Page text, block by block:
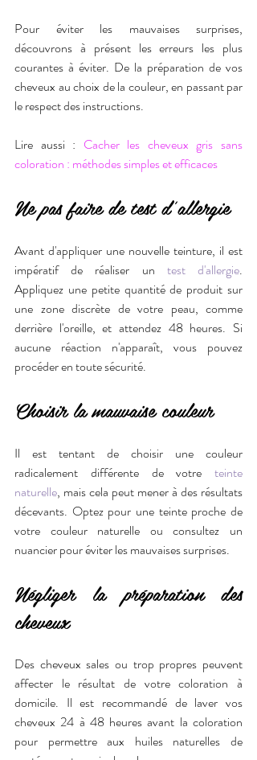
Pour éviter les mauvaises surprises,
découvrons à présent les erreurs les plus
courantes à éviter. De la préparation de vos
cheveux au choix de la couleur, en passant par
le respect des instructions.
Lire aussi : Cacher les cheveux gris sans
coloration : méthodes simples et efficaces
Ne pas faire de test d'allergie
Avant d'appliquer une nouvelle teinture, il est
impératif de réaliser un test d'allergie.
Appliquez une petite quantité de produit sur
une zone discrète de votre peau, comme
derrière l'oreille, et attendez 48 heures. Si
aucune réaction n'apparaît, vous pouvez
procéder en toute sécurité.
Choisir la mauvaise couleur
Il est tentant de choisir une couleur
radicalement différente de votre teinte
naturelle, mais cela peut mener à des résultats
décevants. Optez pour une teinte proche de
votre couleur naturelle ou consultez un
nuancier pour éviter les mauvaises surprises.
Négliger la préparation des
cheveux
Des cheveux sales ou trop propres peuvent
affecter le résultat de votre coloration à
domicile. Il est recommandé de laver vos
cheveux 24 à 48 heures avant la coloration
pour permettre aux huiles naturelles de